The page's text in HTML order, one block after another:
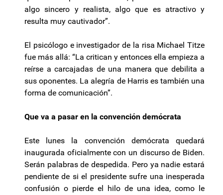
algo sincero y realista, algo que es atractivo y
resulta muy cautivador”.
El psicólogo e investigador de la risa Michael Titze
fue más allá: “La critican y entonces ella empieza a
reírse a carcajadas de una manera que debilita a
sus oponentes. La alegría de Harris es también una
forma de comunicación”.
Que va a pasar en la convención demócrata
Este lunes la convención demócrata quedará
inaugurada oficialmente con un discurso de Biden.
Serán palabras de despedida. Pero ya nadie estará
pendiente de si el presidente sufre una inesperada
confusión o pierde el hilo de una idea, como le